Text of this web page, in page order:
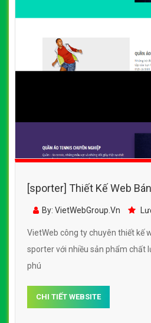
[sporter] Thiết Kế Web
Sporter đẹp, chuyên
By: VietWebGroup.Vn
VietWeb công ty chuyên thiết kế
sporter với nhiều sản phẩm chất
phú
CHI TIẾT WEBSITE